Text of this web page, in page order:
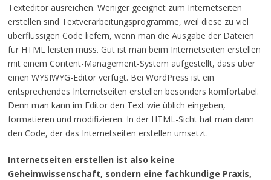
Texteditor ausreichen. Weniger geeignet zum Internetseiten
erstellen sind Textverarbeitungsprogramme, weil diese zu viel
überflüssigen Code liefern, wenn man die Ausgabe der Dateien
für HTML leisten muss. Gut ist man beim Internetseiten erstellen
mit einem Content-Management-System aufgestellt, dass über
einen WYSIWYG-Editor verfügt. Bei WordPress ist ein
entsprechendes Internetseiten erstellen besonders komfortabel.
Denn man kann im Editor den Text wie üblich eingeben,
formatieren und modifizieren. In der HTML-Sicht hat man dann
den Code, der das Internetseiten erstellen umsetzt.
Internetseiten erstellen ist also keine
Geheimwissenschaft, sondern eine fachkundige Praxis,